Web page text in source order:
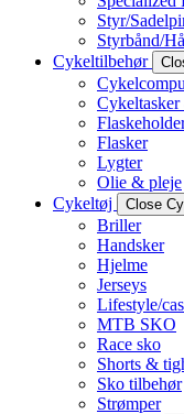
Styr/
Styrbånd/
Cykeltilbehør
Cykeltasker
Flasker
Lygter
Olie & pleje
Cykeltøj
Close
Briller
Handsker
Hjelme
Jerseys
Lifestyle/
MTB SKO
Race sko
Shorts &
Sko tilbehør
Strømper